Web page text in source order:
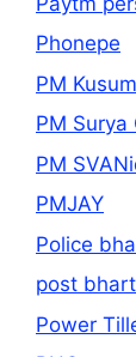
Phonepe
PM
PM Surya
PM
PMJAY
Police
post
Power